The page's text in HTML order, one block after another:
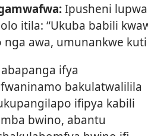
Ipusheni
itila: “Ukuba babili
nga awa, umunankwe
ifya
bakulatwalilila
ifipya kabili
bwino, abantu